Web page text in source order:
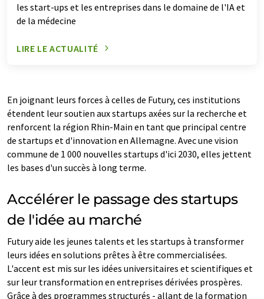
les start-ups et les entreprises dans le domaine de l'IA et
de la médecine
LIRE LE ACTUALITÉ
En joignant leurs forces à celles de Futury, ces institutions
étendent leur soutien aux startups axées sur la recherche et
renforcent la région Rhin-Main en tant que principal centre
de startups et d'innovation en Allemagne. Avec une vision
commune de 1 000 nouvelles startups d'ici 2030, elles jettent
les bases d'un succès à long terme.
Accélérer le passage des startups
de l'idée au marché
Futury aide les jeunes talents et les startups à transformer
leurs idées en solutions prêtes à être commercialisées.
L'accent est mis sur les idées universitaires et scientifiques et
sur leur transformation en entreprises dérivées prospères.
Grâce à des programmes structurés - allant de la formation